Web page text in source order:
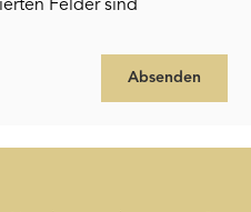
Felder sind
Absenden